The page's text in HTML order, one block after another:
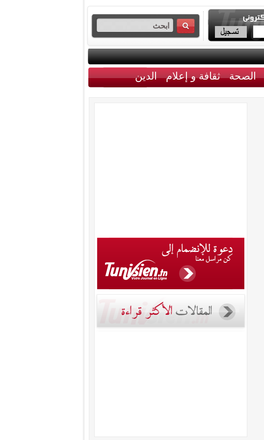
الصحة ثقافة و إعلام الدين